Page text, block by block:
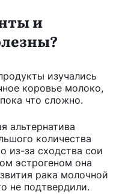
и
изучались
коровье молоко,
что сложно.
альтернатива
количества
из-за сходства сои
эстрогеном она
рака молочной
не подтвердили.